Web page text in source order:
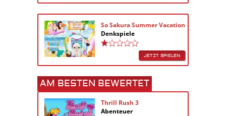
So Sakura Summer Vacation
Denkspiele
JETZT SPIELEN
AM BESTEN BEWERTET
Thrill Rush 3
Abenteuer